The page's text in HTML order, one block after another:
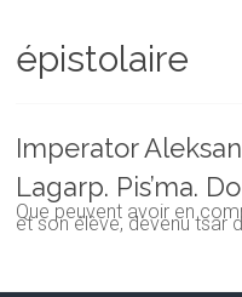
et
chercheurs
Faculté
des
lettres
épistolaire
Imperator
Lagarp. Pis’ma.
Que peuvent avoir en
et son élève, devenu tsar